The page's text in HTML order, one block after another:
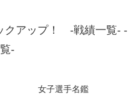
クアップ！ -戦績一覧- -
-
女子選手名鑑